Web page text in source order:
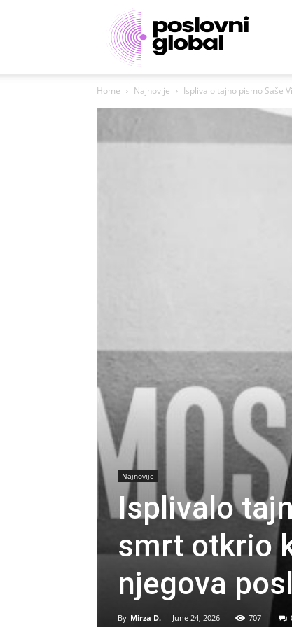
Poslovni
portal
Home Najnovije Isplivalo tajno pismo Saše
Najnovije
Isplivalo
smrt otkrio
njegova
By Mirza D. - June 24, 2026 707